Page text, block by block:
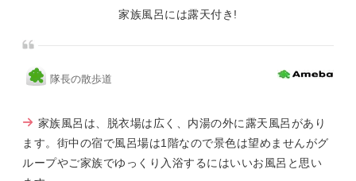
家族風呂には露天付き!
隊長の散歩道
家族風呂は、脱衣場は広く、内湯の外に露天風呂があり
ます。街中の宿で風呂場は1階なので景色は望めませんがグ
ループやご家族でゆっくり入浴するにはいいお風呂と思い